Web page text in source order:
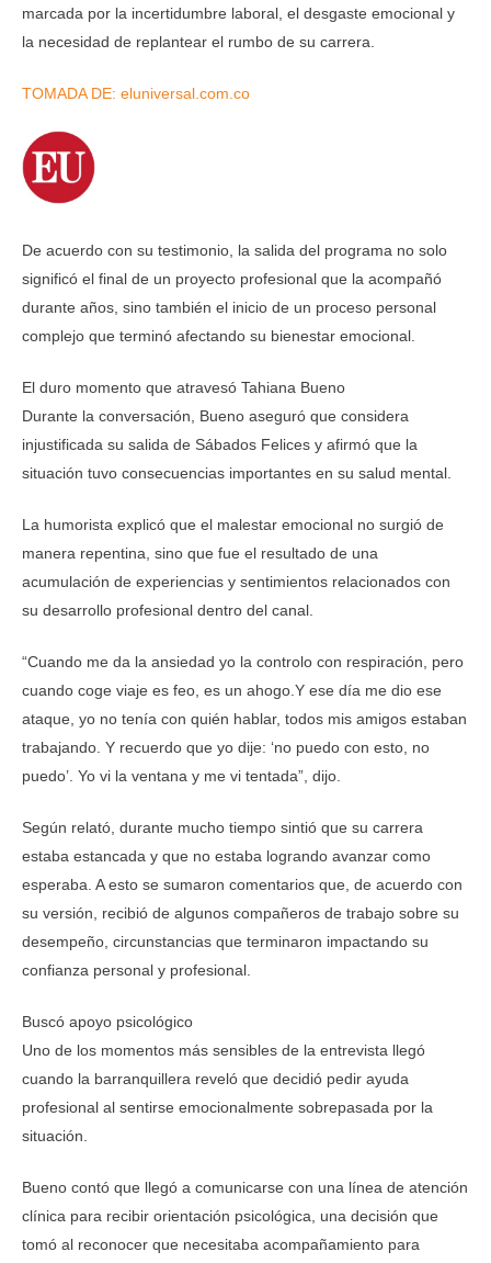
marcada por la incertidumbre laboral, el desgaste emocional y
la necesidad de replantear el rumbo de su carrera.
TOMADA DE: eluniversal.com.co
De acuerdo con su testimonio, la salida del programa no solo
significó el final de un proyecto profesional que la acompañó
durante años, sino también el inicio de un proceso personal
complejo que terminó afectando su bienestar emocional.
El duro momento que atravesó Tahiana Bueno
Durante la conversación, Bueno aseguró que considera
injustificada su salida de Sábados Felices y afirmó que la
situación tuvo consecuencias importantes en su salud mental.
La humorista explicó que el malestar emocional no surgió de
manera repentina, sino que fue el resultado de una
acumulación de experiencias y sentimientos relacionados con
su desarrollo profesional dentro del canal.
“Cuando me da la ansiedad yo la controlo con respiración, pero
cuando coge viaje es feo, es un ahogo.Y ese día me dio ese
ataque, yo no tenía con quién hablar, todos mis amigos estaban
trabajando. Y recuerdo que yo dije: ‘no puedo con esto, no
puedo’. Yo vi la ventana y me vi tentada”, dijo.
Según relató, durante mucho tiempo sintió que su carrera
estaba estancada y que no estaba logrando avanzar como
esperaba. A esto se sumaron comentarios que, de acuerdo con
su versión, recibió de algunos compañeros de trabajo sobre su
desempeño, circunstancias que terminaron impactando su
confianza personal y profesional.
Buscó apoyo psicológico
Uno de los momentos más sensibles de la entrevista llegó
cuando la barranquillera reveló que decidió pedir ayuda
profesional al sentirse emocionalmente sobrepasada por la
situación.
Bueno contó que llegó a comunicarse con una línea de atención
clínica para recibir orientación psicológica, una decisión que
tomó al reconocer que necesitaba acompañamiento para